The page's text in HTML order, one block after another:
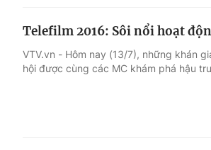
Telefilm 2016: Sôi nổi hoạt
VTV.vn - Hôm nay (13/7), những khán
hội được cùng các MC khám phá hậu